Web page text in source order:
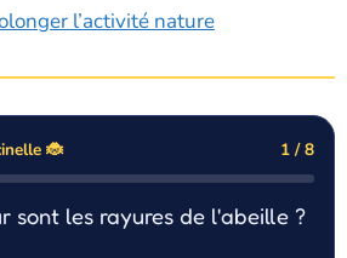
l’activité nature
🐞 1 / 8
sont les rayures de l'abeille ?